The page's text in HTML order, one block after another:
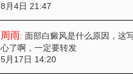
8月4日 21:47
周雨: 面部白癜风是什么原因 ，这
心了啊，一定要转发
5月17日 14:20